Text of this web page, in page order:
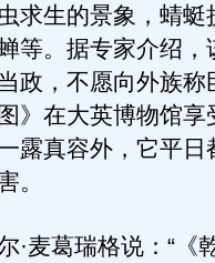
求生的景象，蜻蜓
等。据专家介绍，
政，不愿向外族称
》在大英博物馆享
露真容外，它平日
。
葛瑞格说：“《